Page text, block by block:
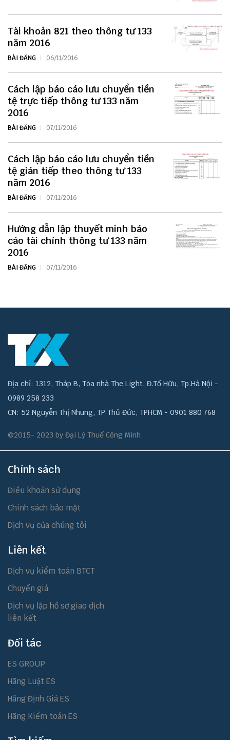
Tài khoản 821 theo thông tư 133
năm 2016
BÀI ĐĂNG 06/11/2016
Cách lập báo cáo lưu chuyển tiền
tệ trực tiếp thông tư 133 năm
2016
BÀI ĐĂNG 07/11/2016
Cách lập báo cáo lưu chuyển tiền
tệ gián tiếp theo thông tư 133
năm 2016
BÀI ĐĂNG 07/11/2016
Hướng dẫn lập thuyết minh báo
cáo tài chính thông tư 133 năm
2016
BÀI ĐĂNG 07/11/2016
Địa chỉ: 1312, Tháp B, Tòa nhà The Light, Đ.Tố Hữu, Tp.Hà Nội -
0989 258 233
CN: 52 Nguyễn Thị Nhung, TP Thủ Đức, TPHCM - 0901 880 768
©2015- 2023 by Đại Lý Thuế Công Minh.
Chính sách
Điều khoản sử dụng
Chính sách bảo mật
Dịch vụ của chúng tôi
Liên kết
Dịch vụ kiểm toán BTCT
Chuyển giá
Dịch vụ lập hồ sơ giao dịch
liên kết
Đối tác
ES GROUP
Hãng Luật ES
Hãng Định Giá ES
Hãng Kiểm toán ES